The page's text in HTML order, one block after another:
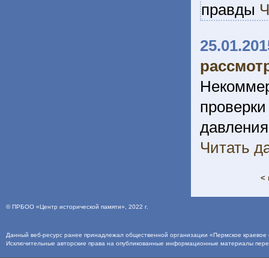
правды
Читать
<
©ПРБОО «Центр исторической памяти» , 2022 г.
Данный веб-ресурс ранее принадлежал общественной организации «Пермское
Исключительные авторские права на опубликованные информационные материалы